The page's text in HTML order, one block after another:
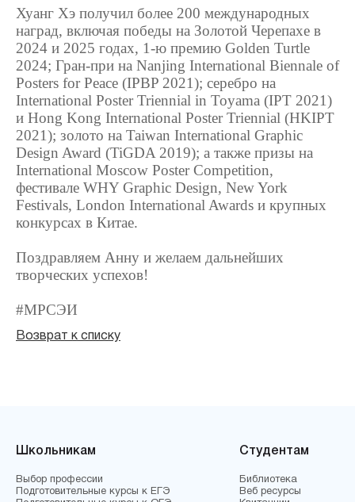
Хуанг Хэ получил более 200 международных
наград, включая победы на Золотой Черепахе в
2024 и 2025 годах, 1‑ю премию Golden Turtle
2024; Гран‑при на Nanjing International Biennale of
Posters for Peace (IPBP 2021); серебро на
International Poster Triennial in Toyama (IPT 2021)
и Hong Kong International Poster Triennial (HKIPT
2021); золото на Taiwan International Graphic
Design Award (TiGDA 2019); а также призы на
International Moscow Poster Competition,
фестивале WHY Graphic Design, New York
Festivals, London International Awards и крупных
конкурсах в Китае.
Поздравляем Анну и желаем дальнейших
творческих успехов!
#МРСЭИ
Возврат к списку
Школьникам
Выбор профессии
Подготовительные курсы к ЕГЭ
Студентам
Библиотека
Веб ресурсы